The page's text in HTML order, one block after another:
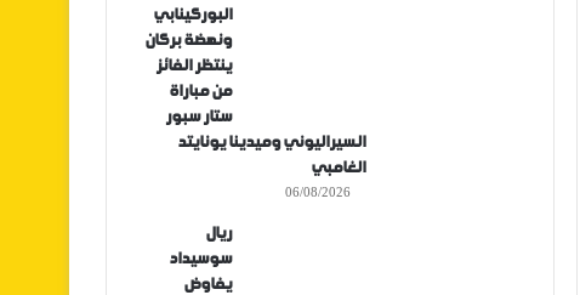
البوركينابي
ونهضة بركان
ينتظر الفائز
من مباراة
ستار سبور
السيراليوني وميدينا يونايتد
الغامبي
06/08/2026
ريال
سوسيداد
يفاوض